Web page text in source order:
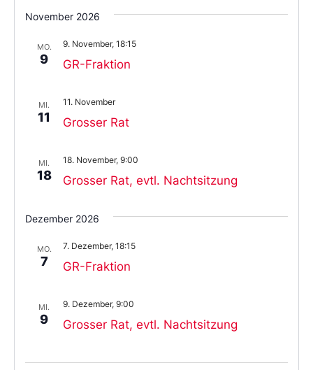
November 2026
MO.
9 GR-Fraktion
9. November, 18:15
MI.
11 Grosser Rat
11. November
MI.
18 Grosser Rat, evtl. Nachtsitzung
18. November, 9:00
Dezember 2026
MO.
7 GR-Fraktion
7. Dezember, 18:15
MI.
9 Grosser Rat, evtl. Nachtsitzung
9. Dezember, 9:00